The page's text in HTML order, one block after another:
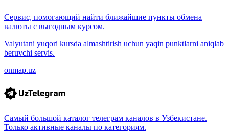
Сервис, помогающий найти ближайшие пункты обмена
валюты с выгодным курсом.
Valyutani yuqori kursda almashtirish uchun yaqin punktlarni aniqlab
beruvchi servis.
onmap.uz
Самый большой каталог телеграм каналов в Узбекистане.
Только активные каналы по категориям.